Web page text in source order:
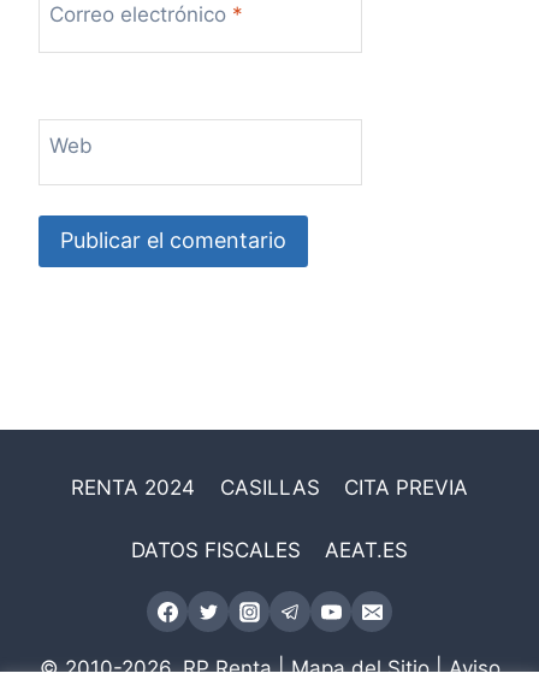
Correo electrónico *
Web
RENTA 2024 CASILLAS CITA PREVIA
DATOS FISCALES AEAT.ES
© 2010-2026.RP Renta|Mapa del Sitio|Aviso